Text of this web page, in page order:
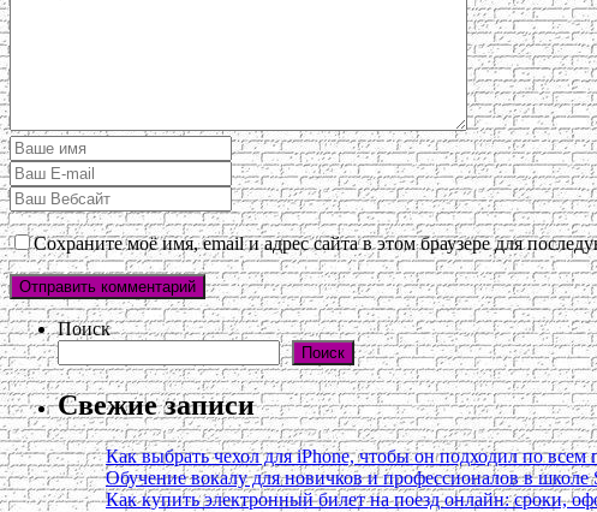
Сохраните моё имя, email и адрес сайта в этом браузере для
Поиск
Поиск
Свежие записи
Как выбрать чехол для iPhone, чтобы он подходил по всем
Обучение вокалу для новичков и профессионалов в школе
Как купить электронный билет на поезд онлайн: сроки,